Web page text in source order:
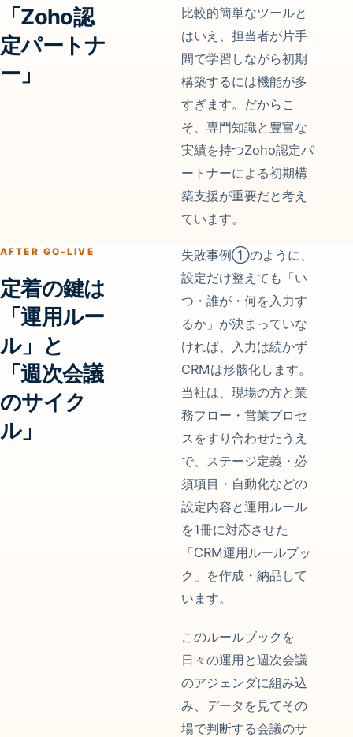
「Zoho認
定パートナ
ー」
比較的簡単なツールと
はいえ、担当者が片手
間で学習しながら初期
構築するには機能が多
すぎます。だからこ
そ、専門知識と豊富な
実績を持つZoho認定パ
ートナーによる初期構
築支援が重要だと考え
ています。
AFTER GO-LIVE
定着の鍵は
「運用ルー
ル」と
「週次会議
のサイク
ル」
失敗事例①のように、
設定だけ整えても「い
つ・誰が・何を入力す
るか」が決まっていな
ければ、入力は続かず
CRMは形骸化します。
当社は、現場の方と業
務フロー・営業プロセ
スをすり合わせたうえ
で、ステージ定義・必
須項目・自動化などの
設定内容と運用ルール
を1冊に対応させた
「CRM運用ルールブッ
ク」を作成・納品して
います。
このルールブックを
日々の運用と週次会議
のアジェンダに組み込
み、データを見てその
場で判断する会議のサ